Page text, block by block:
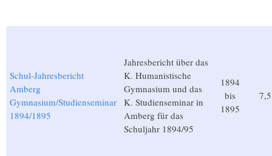
Schul-Jahresbericht
Amberg
Gymnasium/Studienseminar
1894/1895
Jahresbericht über das
K. Humanistische
Gymnasium und das
K. Studienseminar in
Amberg für das
Schuljahr 1894/95
1894
bis
1895